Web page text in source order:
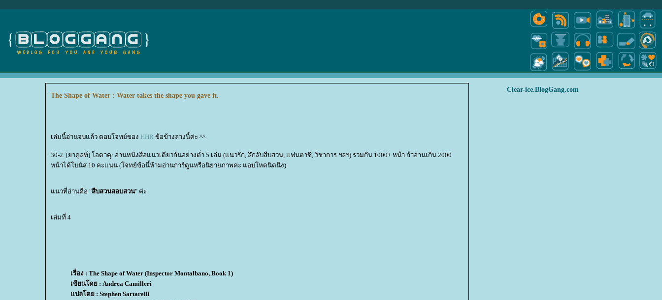
The Shape of Water : Water takes the shape you gave it.
เล่มนี้อ่านจบแล้ว ตอบโจทย์ของ HHR ข้อข้างล่างนี้ค่ะ ^^
30-2. [ยาคูลท์] โอตาคุ: อ่านหนังสือแนวเดียวกันอย่างต่ำ 5 เล่ม (แนวรัก, ลึกลับสืบสวน, แฟนตาซี, วิชาการ ฯลฯ) รวมกัน 1000+ หน้า ถ้าอ่านเกิน 2000
หน้าได้โบนัส 10 คะแนน (โจทย์ข้อนี้ห้ามอ่านการ์ตูนหรือนิยายภาพค่ะ แอบโหดนิดนึง)
นวที่อ่านคือ "สืบสวนสอบสวน" ค่ะ
เล่มที่ 4
เรื่อง : The Shape of Water (Inspector Montalbano, Book 1)
เขียนโดย : Andrea Camilleri
ปลโดย : Stephen Sartarelli
Clear-ice.BlogGang.com